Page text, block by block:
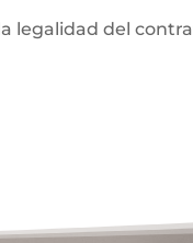
legalidad del